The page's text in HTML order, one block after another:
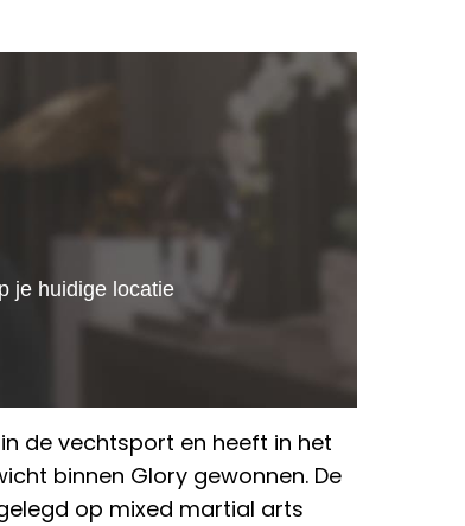
de vechtsport en heeft in het
binnen Glory gewonnen. De
op mixed martial arts